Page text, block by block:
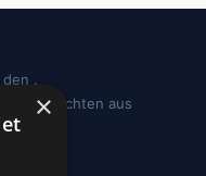
.
Geschichten aus
×